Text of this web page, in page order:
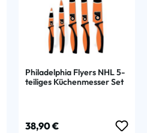
Philadelphia Flyers NHL 5-
teiliges Küchenmesser Set
Regulärer Preis:
38,90 €